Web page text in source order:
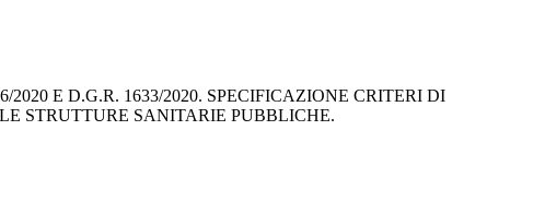
E D.G.R. 1633/2020. SPECIFICAZIONE CRITERI DI
STRUTTURE SANITARIE PUBBLICHE.